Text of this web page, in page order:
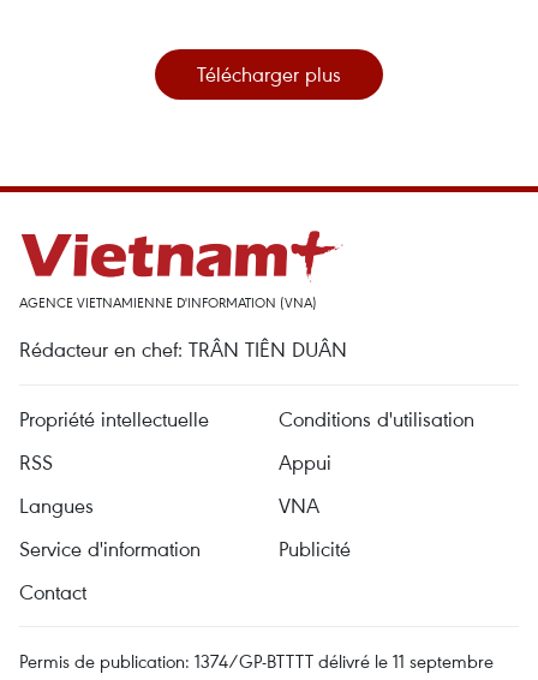
Télécharger plus
AGENCE VIETNAMIENNE D'INFORMATION (VNA)
Rédacteur en chef: TRÂN TIÊN DUÂN
Propriété intellectuelle
Conditions d'utilisation
RSS
Appui
Langues
VNA
Service d'information
Publicité
Contact
Permis de publication: 1374/GP-BTTTT délivré le 11 septembre